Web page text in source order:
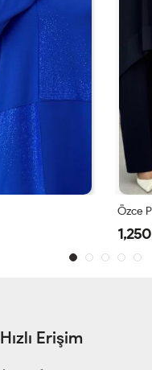
Özce
Hızlı Erişim